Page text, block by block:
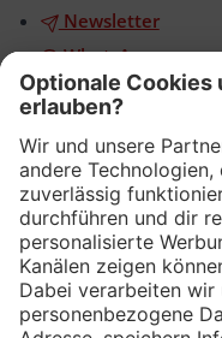
Newsletter
WhatsApp
App